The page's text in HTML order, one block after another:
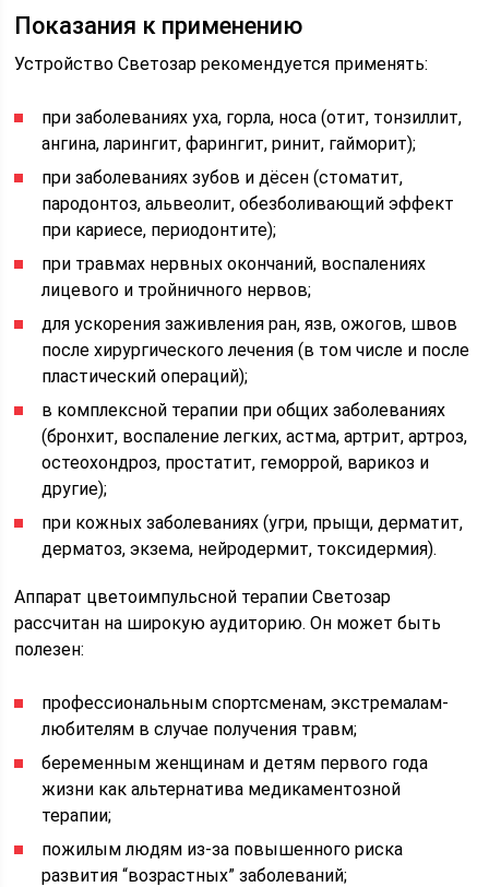
Показания к применению
Устройство Светозар рекомендуется применять:
при заболеваниях уха, горла, носа (отит, тонзиллит,
ангина, ларингит, фарингит, ринит, гайморит);
при заболеваниях зубов и дёсен (стоматит,
пародонтоз, альвеолит, обезболивающий эффект
при кариесе, периодонтите);
при травмах нервных окончаний, воспалениях
лицевого и тройничного нервов;
для ускорения заживления ран, язв, ожогов, швов
после хирургического лечения (в том числе и после
пластический операций);
в комплексной терапии при общих заболеваниях
(бронхит, воспаление легких, астма, артрит, артроз,
остеохондроз, простатит, геморрой, варикоз и
другие);
при кожных заболеваниях (угри, прыщи, дерматит,
дерматоз, экзема, нейродермит, токсидермия).
Аппарат цветоимпульсной терапии Светозар
рассчитан на широкую аудиторию. Он может быть
полезен:
профессиональным спортсменам, экстремалам-
любителям в случае получения травм;
беременным женщинам и детям первого года
жизни как альтернатива медикаментозной
терапии;
пожилым людям из-за повышенного риска
развития “возрастных” заболеваний;